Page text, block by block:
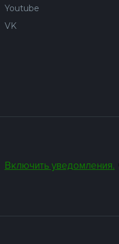
Youtube
VK
Включить уведомления.